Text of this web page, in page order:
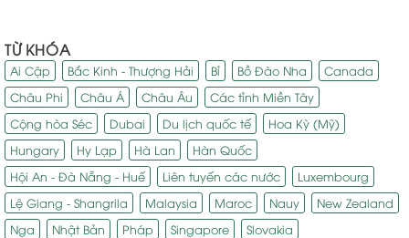
TỪ KHÓA
Ai Cập Bắc Kinh - Thượng Hải Bỉ Bồ Đào Nha
Canada
Châu Phi
Châu Á Châu Âu
Các tỉnh Miền Tây
Cộng hòa Séc
Dubai Du lịch quốc tế
Hoa Kỳ (Mỹ)
Hungary
Hy Lạp Hà Lan
Hàn Quốc
Hội An - Đà Nẵng - Huế
Liên tuyến các nước
Luxembourg
Lệ Giang - Shangrila
Malaysia Maroc Nauy
New Zealand
Nga
Nhật Bản Pháp Singapore
Slovakia